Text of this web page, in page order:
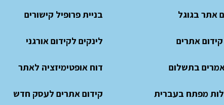
אתר בגוגל
אתרים
בתשלום
מפתח בעברית
בניית פרופיל קישורים
לינקים לקידום אורגני
דוח אופטימיזציה לאתר
קידום אתרים לעסק חדש